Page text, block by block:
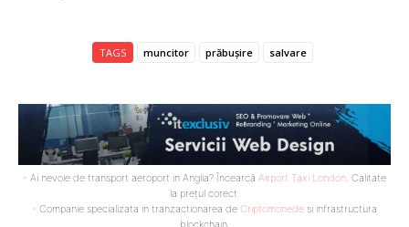
TAGS muncitor prăbușire salvare
- Ai nevoie de transport aeroport in Anglia? Încearcă Airport Taxi London . Calitate
la prețul corect.
- Companie specializata in tranzactionarea de Criptomonede si infrastructura
blockchain.